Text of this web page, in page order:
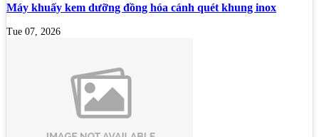
Máy khuấy kem dưỡng đồng hóa cánh quét khung inox
Tue 07, 2026